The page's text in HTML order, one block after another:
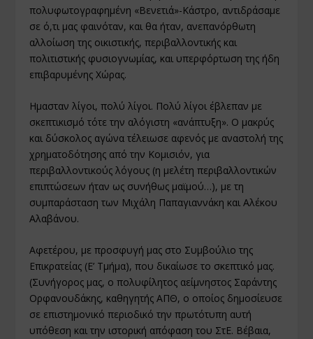
πολυφωτογραφημένη «Βενετιά»-Κάστρο, αντιδράσαμε
σε ό,τι μας φαινόταν, και θα ήταν, ανεπανόρθωτη
αλλοίωση της οικιστικής, περιβαλλοντικής και
πολιτιστικής φυσιογνωμίας, και υπερφόρτωση της ήδη
επιβαρυμένης Χώρας.
Ημασταν λίγοι, πολύ λίγοι. Πολύ λίγοι έβλεπαν με
σκεπτικισμό τότε την αλόγιστη «ανάπτυξη». Ο μακρύς
και δύσκολος αγώνα τέλειωσε αφενός με αναστολή της
χρηματοδότησης από την Κομισιόν, για
περιβαλλοντικούς λόγους (η μελέτη περιβαλλοντικών
επιπτώσεων ήταν ως συνήθως μαϊμού…), με τη
συμπαράσταση των Μιχάλη Παπαγιαννάκη και Αλέκου
Αλαβάνου.
Αφετέρου, με προσφυγή μας στο Συμβούλιο της
Επικρατείας (Ε’ Τμήμα), που δικαίωσε το σκεπτικό μας.
(Συνήγορος μας, ο πολυφίλητος αείμνηστος Σαράντης
Ορφανουδάκης, καθηγητής ΑΠΘ, ο οποίος δημοσίευσε
σε επιστημονικό περιοδικό την πρωτότυπη αυτή
υπόθεση και την ιστορική απόφαση του ΣτΕ. Βέβαια,